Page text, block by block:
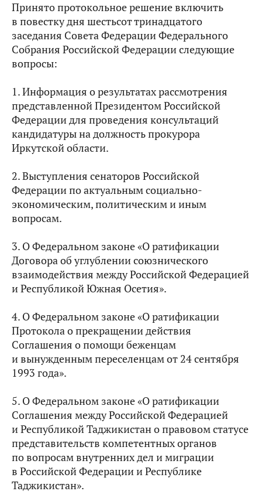
Принято протокольное решение включить
в повестку дня шестьсот тринадцатого
заседания Совета Федерации Федерального
Собрания Российской Федерации следующие
вопросы:
1. Информация о результатах рассмотрения
представленной Президентом Российской
Федерации для проведения консультаций
кандидатуры на должность прокурора
Иркутской области.
2. Выступления сенаторов Российской
Федерации по актуальным социально-
экономическим, политическим и иным
вопросам.
3. О Федеральном законе «О ратификации
Договора об углублении союзнического
взаимодействия между Российской Федерацией
и Республикой Южная Осетия».
4. О Федеральном законе «О ратификации
Протокола о прекращении действия
Соглашения о помощи беженцам
и вынужденным переселенцам от 24 сентября
1993 года».
5. О Федеральном законе «О ратификации
Соглашения между Российской Федерацией
и Республикой Таджикистан о правовом статусе
представительств компетентных органов
по вопросам внутренних дел и миграции
в Российской Федерации и Республике
Таджикистан».